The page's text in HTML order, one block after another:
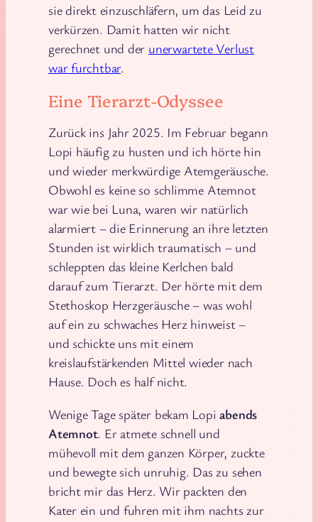
sie direkt einzuschläfern, um das Leid zu
verkürzen. Damit hatten wir nicht
gerechnet und der unerwartete Verlust
war furchtbar.
Eine Tierarzt-Odyssee
Zurück ins Jahr 2025. Im Februar begann
Lopi häufig zu husten und ich hörte hin
und wieder merkwürdige Atemgeräusche.
Obwohl es keine so schlimme Atemnot
war wie bei Luna, waren wir natürlich
alarmiert – die Erinnerung an ihre letzten
Stunden ist wirklich traumatisch – und
schleppten das kleine Kerlchen bald
darauf zum Tierarzt. Der hörte mit dem
Stethoskop Herzgeräusche – was wohl
auf ein zu schwaches Herz hinweist –
und schickte uns mit einem
kreislaufstärkenden Mittel wieder nach
Hause. Doch es half nicht.
Wenige Tage später bekam Lopiabends
Atemnot. Er atmete schnell und
mühevoll mit dem ganzen Körper, zuckte
und bewegte sich unruhig. Das zu sehen
bricht mir das Herz. Wir packten den
Kater ein und fuhren mit ihm nachts zur